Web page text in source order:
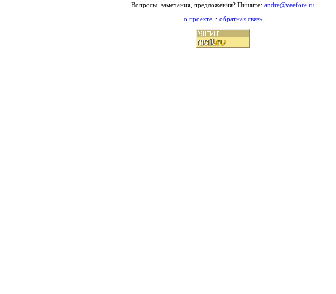
Вопросы, замечания, предложения? Пишите: andre@veefore.ru
о проекте :: обратная связь